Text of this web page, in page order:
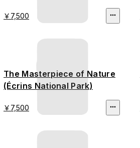
￥7,500
The Masterpiece of Nature
(Écrins National Park)
￥7,500